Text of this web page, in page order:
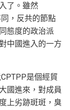
了。雖然
，反共的節點
態度的政治派
中國進入的一方
是個經貿
國進來，對成員
上劣跡斑斑，臭